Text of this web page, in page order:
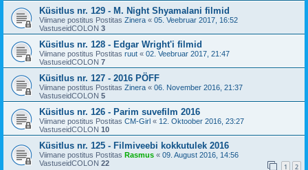
Küsitlus nr. 129 - M. Night Shyamalani filmid
Viimane postitus Postitas Zinera « 05. Veebruar 2017, 16:52
VastuseidCOLON 3
Küsitlus nr. 128 - Edgar Wright'i filmid
Viimane postitus Postitas ruut « 02. Veebruar 2017, 21:47
VastuseidCOLON 7
Küsitlus nr. 127 - 2016 PÖFF
Viimane postitus Postitas Zinera « 06. November 2016, 21:37
VastuseidCOLON 5
Küsitlus nr. 126 - Parim suvefilm 2016
Viimane postitus Postitas CM-Girl « 12. Oktoober 2016, 23:27
VastuseidCOLON 10
Küsitlus nr. 125 - Filmiveebi kokkutulek 2016
Viimane postitus Postitas Rasmus « 09. August 2016, 14:56
VastuseidCOLON 22 1 2